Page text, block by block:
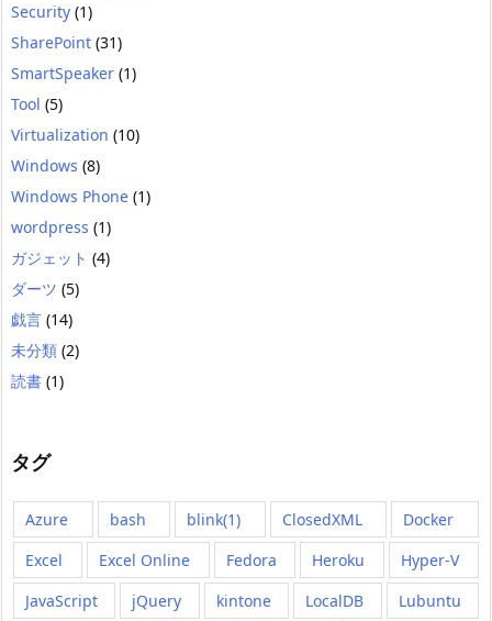
Security (1)
SharePoint (31)
SmartSpeaker (1)
Tool (5)
Virtualization (10)
Windows (8)
Windows Phone (1)
wordpress (1)
ガジェット (4)
ダーツ (5)
戯言 (14)
未分類 (2)
読書 (1)
タグ
Azure bash blink(1) ClosedXML
Docker
Excel
Excel Online Fedora Heroku
Hyper-V
JavaScript
jQuery kintone LocalDB
Lubuntu